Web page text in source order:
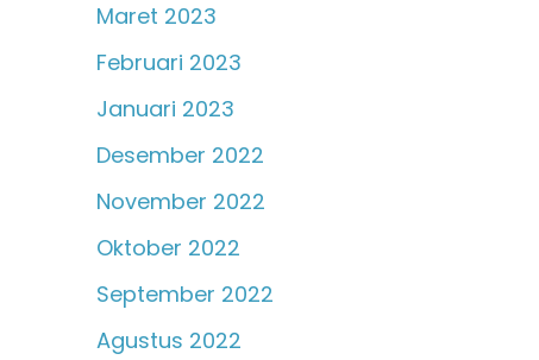
Maret 2023
Februari 2023
Januari 2023
Desember 2022
November 2022
Oktober 2022
September 2022
Agustus 2022